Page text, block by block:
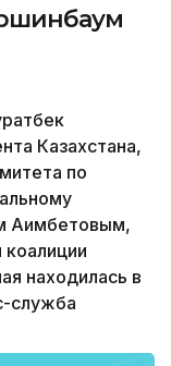
Казахстана,
по
Аимбетовым,
находилась в
служба